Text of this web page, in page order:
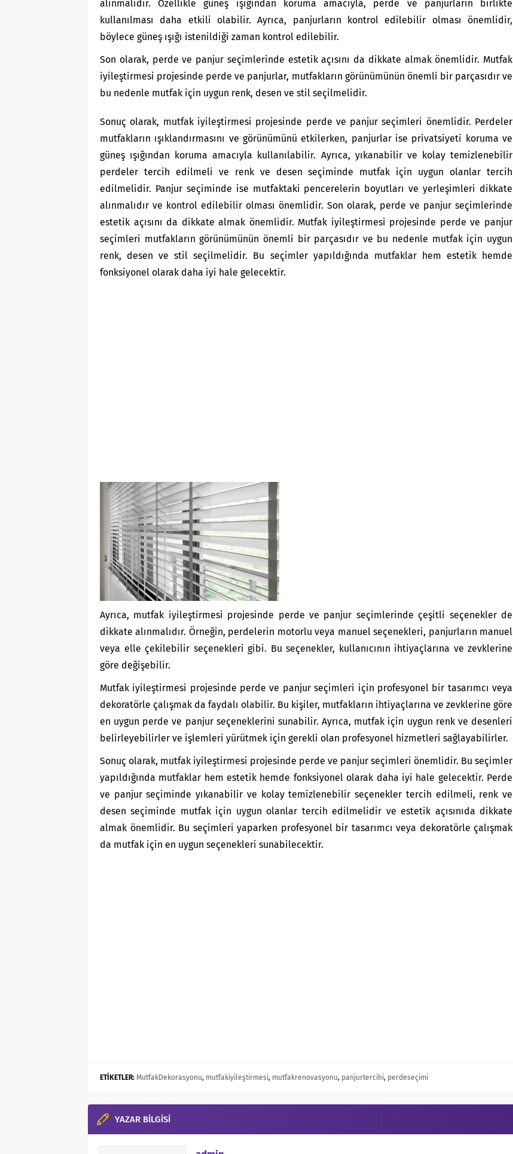
alınmalıdır. Özellikle güneş ışığından koruma amacıyla, perde ve panjurların birlikte
kullanılması daha etkili olabilir. Ayrıca, panjurların kontrol edilebilir olması önemlidir,
böylece güneş ışığı istenildiği zaman kontrol edilebilir.
Son olarak, perde ve panjur seçimlerinde estetik açısını da dikkate almak önemlidir. Mutfak
iyileştirmesi projesinde perde ve panjurlar, mutfakların görünümünün önemli bir parçasıdır ve
bu nedenle mutfak için uygun renk, desen ve stil seçilmelidir.
Sonuç olarak, mutfak iyileştirmesi projesinde perde ve panjur seçimleri önemlidir. Perdeler
mutfakların ışıklandırmasını ve görünümünü etkilerken, panjurlar ise privatsiyeti koruma ve
güneş ışığından koruma amacıyla kullanılabilir. Ayrıca, yıkanabilir ve kolay temizlenebilir
perdeler tercih edilmeli ve renk ve desen seçiminde mutfak için uygun olanlar tercih
edilmelidir. Panjur seçiminde ise mutfaktaki pencerelerin boyutları ve yerleşimleri dikkate
alınmalıdır ve kontrol edilebilir olması önemlidir. Son olarak, perde ve panjur seçimlerinde
estetik açısını da dikkate almak önemlidir. Mutfak iyileştirmesi projesinde perde ve panjur
seçimleri mutfakların görünümünün önemli bir parçasıdır ve bu nedenle mutfak için uygun
renk, desen ve stil seçilmelidir. Bu seçimler yapıldığında mutfaklar hem estetik hemde
fonksiyonel olarak daha iyi hale gelecektir.
Ayrıca, mutfak iyileştirmesi projesinde perde ve panjur seçimlerinde çeşitli seçenekler de
dikkate alınmalıdır. Örneğin, perdelerin motorlu veya manuel seçenekleri, panjurların manuel
veya elle çekilebilir seçenekleri gibi. Bu seçenekler, kullanıcının ihtiyaçlarına ve zevklerine
göre değişebilir.
Mutfak iyileştirmesi projesinde perde ve panjur seçimleri için profesyonel bir tasarımcı veya
dekoratörle çalışmak da faydalı olabilir. Bu kişiler, mutfakların ihtiyaçlarına ve zevklerine göre
en uygun perde ve panjur seçeneklerini sunabilir. Ayrıca, mutfak için uygun renk ve desenleri
belirleyebilirler ve işlemleri yürütmek için gerekli olan profesyonel hizmetleri sağlayabilirler.
Sonuç olarak, mutfak iyileştirmesi projesinde perde ve panjur seçimleri önemlidir. Bu seçimler
yapıldığında mutfaklar hem estetik hemde fonksiyonel olarak daha iyi hale gelecektir. Perde
ve panjur seçiminde yıkanabilir ve kolay temizlenebilir seçenekler tercih edilmeli, renk ve
desen seçiminde mutfak için uygun olanlar tercih edilmelidir ve estetik açısınıda dikkate
almak önemlidir. Bu seçimleri yaparken profesyonel bir tasarımcı veya dekoratörle çalışmak
da mutfak için en uygun seçenekleri sunabilecektir.
ETİKETLER: MutfakDekorasyonu, mutfakiyileştirmesi, mutfakrenovasyonu, panjurtercihi, perdeseçimi
YAZAR BİLGİSİ